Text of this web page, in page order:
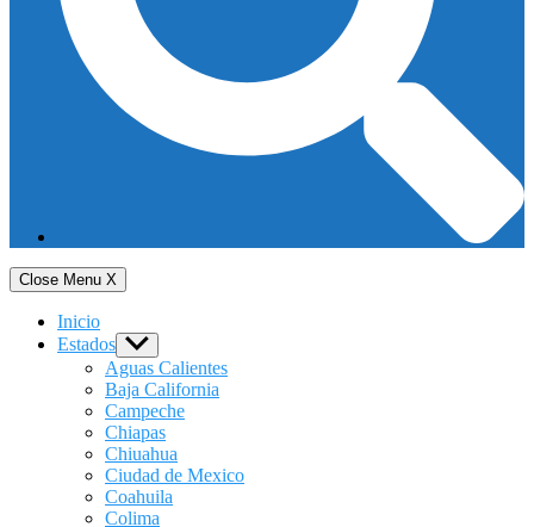
Close Menu X
Inicio
Estados Show
sub
menu
Aguas Calientes
Baja California
Campeche
Chiapas
Chiuahua
Ciudad de Mexico
Coahuila
Colima